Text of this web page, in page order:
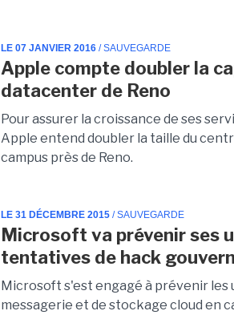
LE 07 JANVIER 2016 / SAUVEGARDE
Apple compte doubler la
datacenter de Reno
Pour assurer la croissance de ses
Apple entend doubler la taille du
campus près de Reno.
LE 31 DÉCEMBRE 2015 / SAUVEGARDE
Microsoft va prévenir ses
tentatives de hack
Microsoft s'est engagé à prévenir les
messagerie et de stockage cloud en